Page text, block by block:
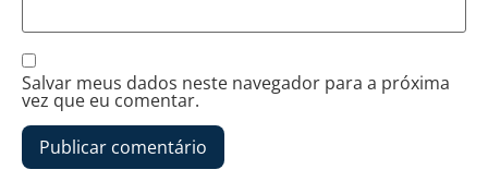
Salvar meus dados neste navegador para a próxima
vez que eu comentar.